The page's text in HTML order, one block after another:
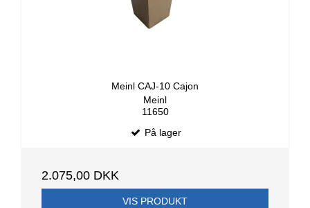
Meinl CAJ-10 Cajon
Meinl
11650
På lager
2.075,00 DKK
VIS PRODUKT